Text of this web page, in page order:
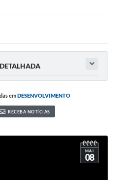
emDESENVOLVIMENTO
RECEBA NOTÍCIAS
MAI
08